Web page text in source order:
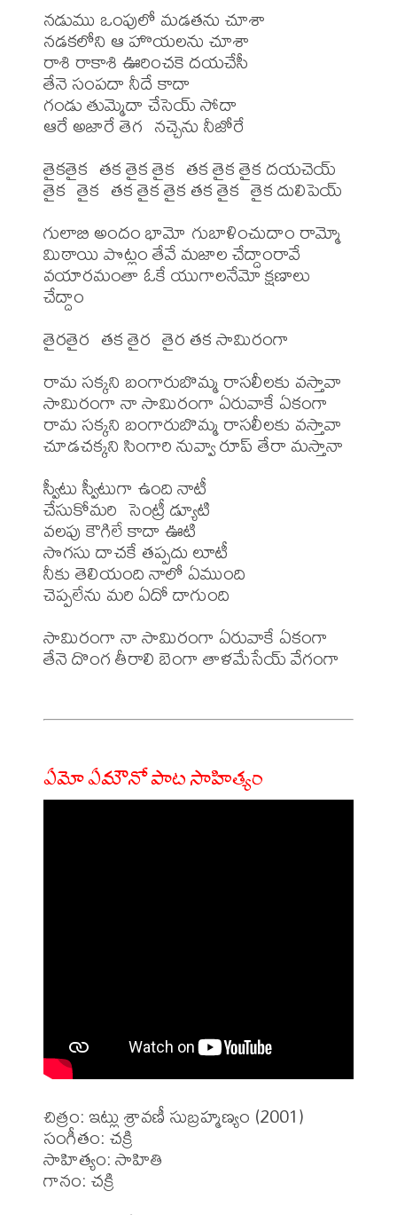
నడుము ఒంపులో మడతను చూశా
నడకలోని ఆ హొయలను చూశా
రాశి రాకాశి ఊరించకె దయచేసీ
తేనె సంపదా నీదే కాదా
గండు తుమ్మెదా చేసెయ్ సోదా
ఆరే అజారే తెగ  నచ్చెను నీజోరే
తైకతైక  తక తైక తైక  తక తైక తైక దయచెయ్
తైక  తైక  తక తైక తైక తక తైక  తైక దులిపెయ్
గులాబి అందం భామో గుబాళించుదాం రామ్మో
మిఠాయి పొట్లం తేవే మజాల చేద్దాంరావే
వయారమంతా ఓకే యుగాలనేమో క్షణాలు
చేద్దాం
తైరతైర  తక తైర  తైర తక సామిరంగా
రామ సక్కని బంగారుబొమ్మ రాసలీలకు వస్తావా
సామిరంగా నా సామిరంగా ఏరువాకే ఏకంగా
రామ సక్కని బంగారుబొమ్మ రాసలీలకు వస్తావా
చూడచక్కని సింగారి నువ్వా రూప్ తేరా మస్తానా
స్వీటు స్వీటుగా ఉంది నాటీ
చేసుకోమరి  సెంట్రీ డ్యూటి
వలపు కౌగిలే కాదా ఊటి
సొగసు దాచకే తప్పదు లూటీ
నీకు తెలియంది నాలో ఏముంది
చెప్పలేను మరి ఏదో దాగుంది
సామిరంగా నా సామిరంగా ఏరువాకే ఏకంగా
తేనె దొంగ తీరాలి బెంగా తాళమేసేయ్ వేగంగా
ఏమో ఏమౌనో పాట సాహిత్యం
చిత్రం: ఇట్లు శ్రావణీ సుబ్రహ్మణ్యం (2001)
సంగీతం: చక్రి
సాహిత్యం: సాహితి
గానం: చక్రి